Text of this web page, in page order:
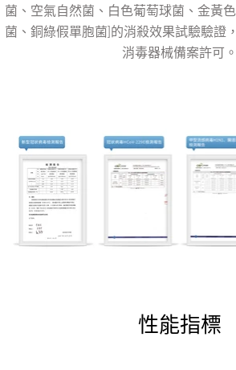
菌、空氣自然菌、白色葡萄球菌、金黃
菌、銅綠假單胞菌]的消殺效果試驗驗證
消毒器械備案許可。
性能指標